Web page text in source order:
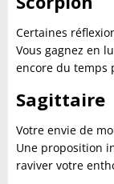
Certaines
Vous gagnez en
encore du temps
Sagittaire
Votre envie de
Une proposition
raviver votre